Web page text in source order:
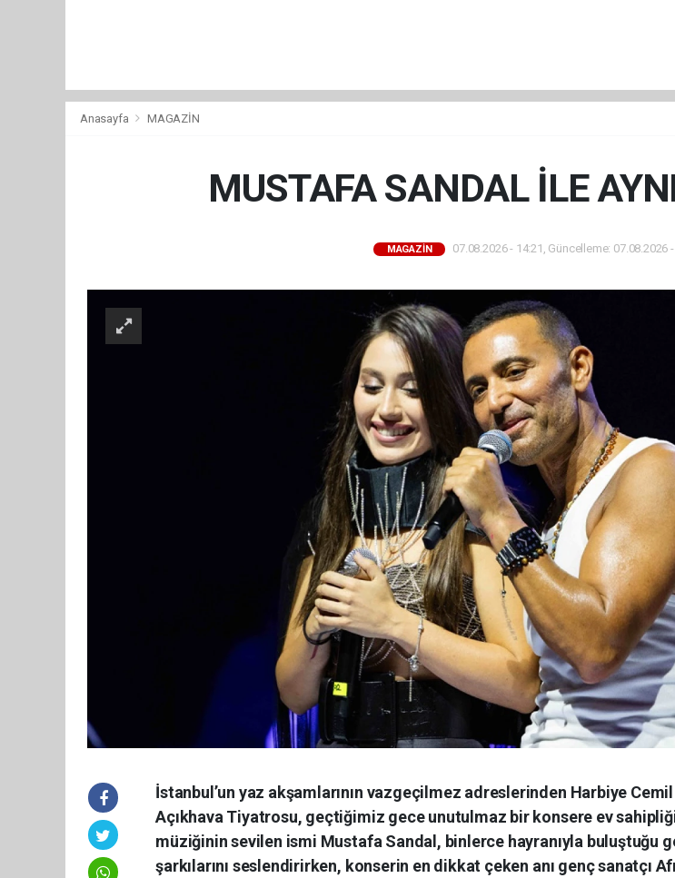
Anasayfa MAGAZİN
MUSTAFA SANDAL İLE
MAGAZİN 07.08.2026 - 14:21, Güncelleme: 07.08.2026
İstanbul’un yaz akşamlarının vazgeçilmez adreslerinden Harbiye
Açıkhava Tiyatrosu, geçtiğimiz gece unutulmaz bir konsere ev
müziğinin sevilen ismi Mustafa Sandal, binlerce hayranıyla buluştuğu
şarkılarını seslendirirken, konserin en dikkat çeken anı genç sanatçı